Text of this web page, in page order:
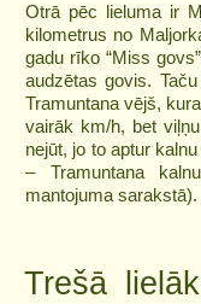
Otrā pēc lieluma ir
kilometrus no
gadu rīko “Miss
audzētas govis.
Tramuntana vējš,
vairāk km/h, bet
nejūt, jo to aptur
– Tramuntana
mantojuma sarakstā).
Trešā